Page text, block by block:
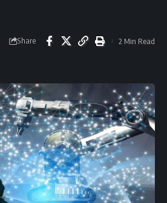
Share 2 Min Read